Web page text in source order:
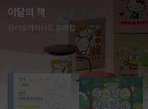
이달의 책
산리오캐릭터즈 유리컵